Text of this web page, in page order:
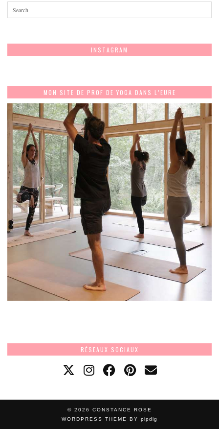
INSTAGRAM
MON SITE DE PROF DE YOGA DANS L’EURE
RÉSEAUX SOCIAUX
© 2026 CONSTANCE ROSE
WORDPRESS THEME BY pipdig